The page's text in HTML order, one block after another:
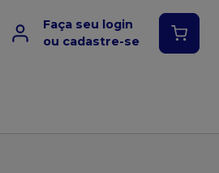
Faça seu login
ou cadastre-se